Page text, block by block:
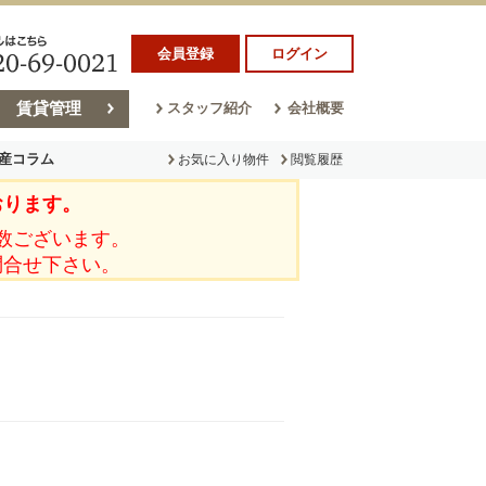
会員登録 ログイン
賃貸管理 スタッフ紹介 会社概要
コラム
ム
お気に入り物件 閲覧履歴
ます。
ざいます。
せ下さい。